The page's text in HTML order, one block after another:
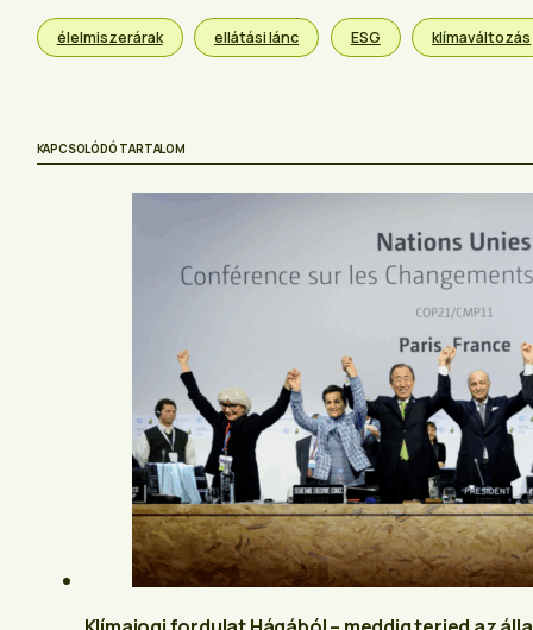
élelmiszerárak ellátási lánc ESG klímaváltozás
KAPCSOLÓDÓ TARTALOM